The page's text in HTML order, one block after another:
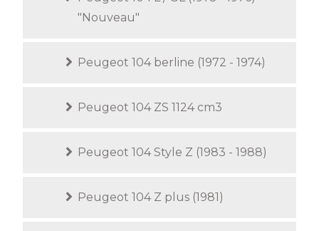
"Nouveau"
Peugeot 104 berline (1972 - 1974)
Peugeot 104 ZS 1124 cm3
Peugeot 104 Style Z (1983 - 1988)
Peugeot 104 Z plus (1981)